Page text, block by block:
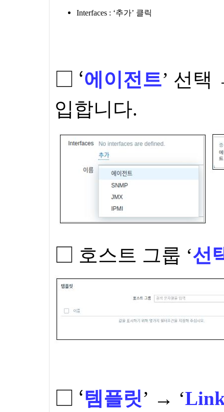
Interfaces : ‘추가’ 클릭
□ ‘에이전트’ 선
입합니다.
□ 호스트 그룹 ‘선
□ ‘템플릿’ → ‘